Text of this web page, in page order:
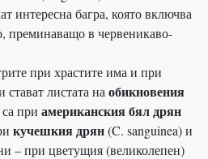
интересна багра, която включва
преминаващо в червеникаво-
при храстите има и при
листата на обикновения
при американския бял дрян
кучешкия дрян(C. sanguinea) и
– при цветущия (великолепен)